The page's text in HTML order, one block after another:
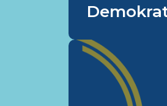
und